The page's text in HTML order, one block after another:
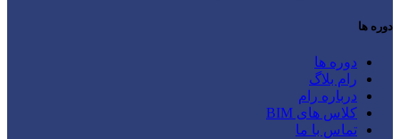
دوره ها
دوره ها
رام بلاگ
درباره رام
کلاس های BIM
تماس با ما